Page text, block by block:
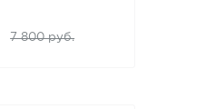
7 800 руб.